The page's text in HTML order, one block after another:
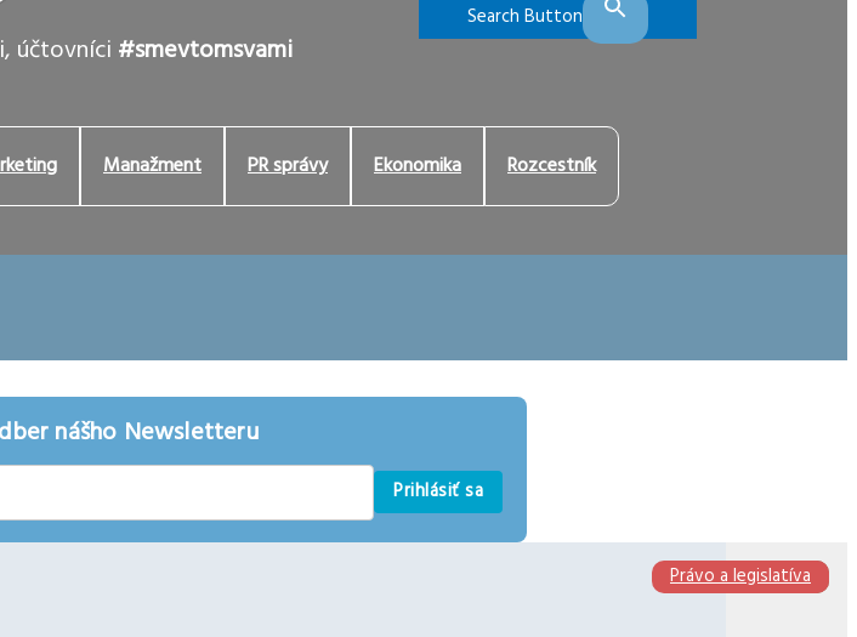
Search Button
účtovníci #smevtomsvami
Manažment PR správy Ekonomika Rozcestník
nášho Newsletteru
Prihlásiť sa
Ekonomika
Právo a legislatíva